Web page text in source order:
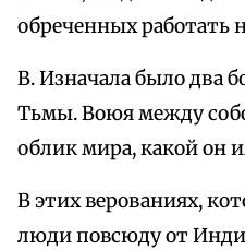
обреченных работать
В. Изначала было два
Тьмы. Воюя между
облик мира, какой он
В этих верованиях,
люди повсюду от